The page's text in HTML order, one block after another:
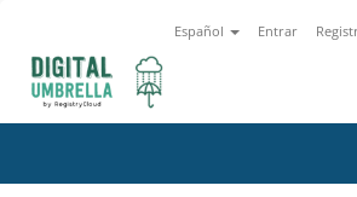
Español Entrar